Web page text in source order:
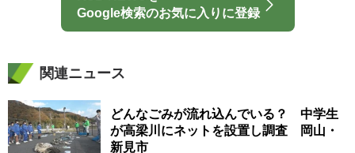
Google検索のお気に入りに登録
関連ニュース
どんなごみが流れ込んでいる？ 中学生
が高梁川にネットを設置し調査 岡山・
新見市